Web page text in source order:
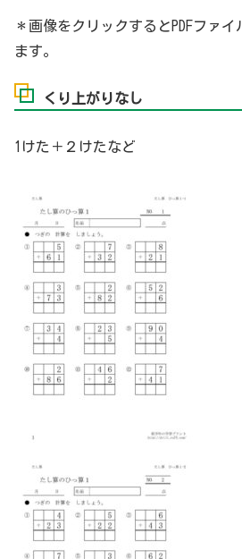
＊画像をクリックするとPDFファ
ます。
くり上がりなし
1けた＋２けたなど